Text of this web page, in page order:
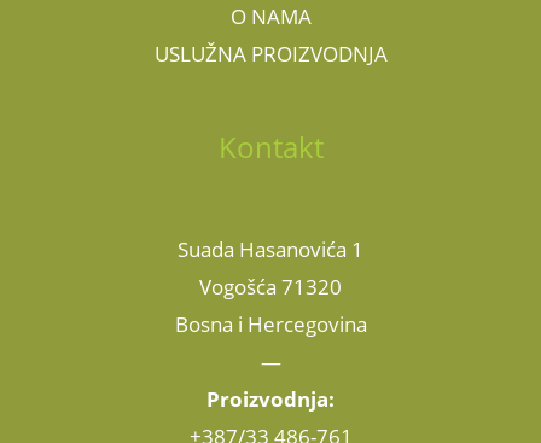
O NAMA
USLUŽNA PROIZVODNJA
Kontakt
Suada Hasanovića 1
Vogošća 71320
Bosna i Hercegovina
—
Proizvodnja:
+387/33 486-761